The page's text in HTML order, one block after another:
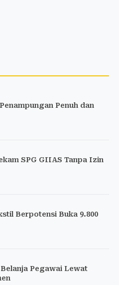
Penuh dan
SPG GIIAS Tanpa Izin
Berpotensi Buka 9.800
Pegawai Lewat